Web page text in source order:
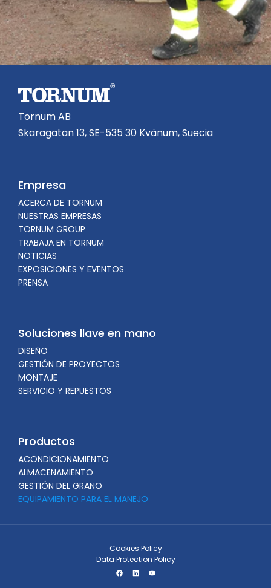
Tornum AB
Skaragatan 13, SE-535 30 Kvänum, Suecia
Empresa
ACERCA DE TORNUM
NUESTRAS EMPRESAS
TORNUM GROUP
TRABAJA EN TORNUM
NOTICIAS
EXPOSICIONES Y EVENTOS
PRENSA
Soluciones llave en mano
DISEÑO
GESTIÓN DE PROYECTOS
MONTAJE
SERVICIO Y REPUESTOS
Productos
ACONDICIONAMIENTO
ALMACENAMIENTO
GESTIÓN DEL GRANO
EQUIPAMIENTO PARA EL MANEJO
Cookies Policy
Data Protection Policy